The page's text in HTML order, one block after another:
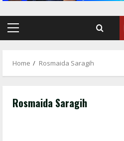
Primary
Home Rosmaida Saragih
Rosmaida Saragih